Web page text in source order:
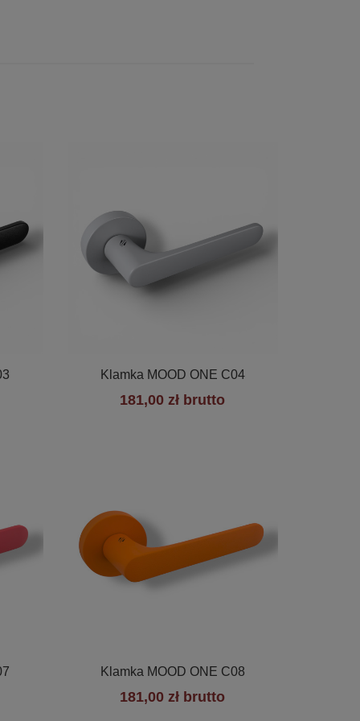
Szybki podgląd
Klamka MOOD ONE C04
181,00 zł brutto
Szybki podgląd
Klamka MOOD ONE C08
181,00 zł brutto